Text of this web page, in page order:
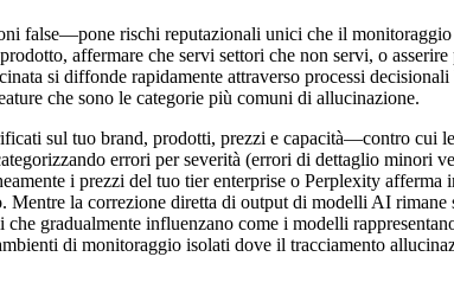
false—pone rischi reputazionali unici che il
affermare che servi settori che non servi, o
si diffonde rapidamente attraverso processi
che sono le categorie più comuni di allucinazione.
sul tuo brand, prodotti, prezzi e capacità—contro cui
errori per severità (errori di dettaglio minori
i prezzi del tuo tier enterprise o Perplexity
la correzione diretta di output di modelli AI
gradualmente influenzano come i modelli
di monitoraggio isolati dove il tracciamento